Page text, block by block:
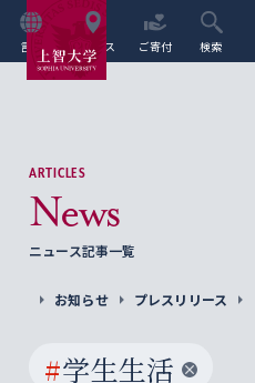
言語 アクセス ご寄付 検索
ARTICLES
News
ニュース記事一覧
お知らせ プレスリリース
#学生生活